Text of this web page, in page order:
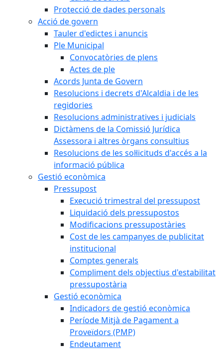
Protecció de dades personals
Acció de govern
Tauler d'edictes i anuncis
Ple Municipal
Convocatòries de plens
Actes de ple
Acords Junta de Govern
Resolucions i decrets d'Alcaldia i de les
regidories
Resolucions administratives i judicials
Dictàmens de la Comissió Jurídica
Assessora i altres òrgans consultius
Resolucions de les sol·licituds d'accés a la
informació pública
Gestió econòmica
Pressupost
Execució trimestral del pressupost
Liquidació dels pressupostos
Modificacions pressupostàries
Cost de les campanyes de publicitat
institucional
Comptes generals
Compliment dels objectius d'estabilitat
pressupostària
Gestió econòmica
Indicadors de gestió econòmica
Període Mitjà de Pagament a
Proveïdors (PMP)
Endeutament